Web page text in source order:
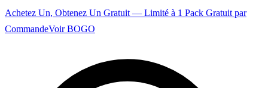
Achetez Un, Obtenez Un Gratuit — Limité à 1 Pack Gratuit par
CommandeVoir BOGO